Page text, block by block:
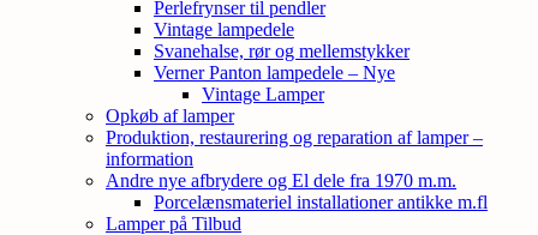
Perlefrynser til pendler
Vintage lampedele
Svanehalse, rør og mellemstykker
Verner Panton lampedele – Nye
Vintage Lamper
Opkøb af lamper
Produktion, restaurering og reparation af lamper –
information
Andre nye afbrydere og El dele fra 1970 m.m.
Porcelænsmateriel installationer antikke m.fl
Lamper på Tilbud